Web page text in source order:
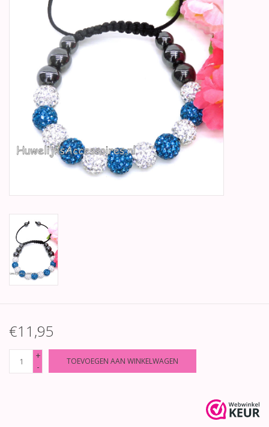
Geboorte, Doop en
€11,95
+
-
TOEVOEGEN AAN WINKELWAGEN